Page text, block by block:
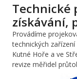
Technické
získávání,
Provádíme
technických
Kutné Hoře a ve
revize měřidel